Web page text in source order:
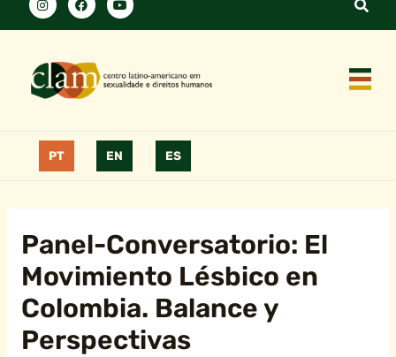
PT EN ES
Panel-Conversatorio: El
Movimiento Lésbico en
Colombia. Balance y
Perspectivas